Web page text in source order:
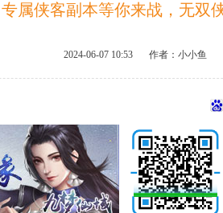
属侠客副本等你来战，无双
2024-06-07 10:53 作者：小小鱼